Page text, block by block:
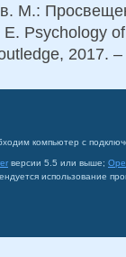
М.:
E. Psychology
2017.
компьютер с
версии 5.5 или выше;
использование